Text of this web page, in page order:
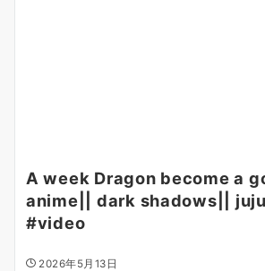
A week Dragon become a
anime|| dark shadows||
#video
2026年5月13日